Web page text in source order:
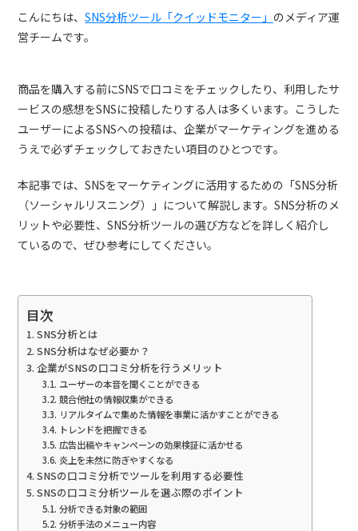
こんにちは、SNS分析ツール「クイッドモニター」 のメディア運
営チームです。
商品を購入する前にSNSで口コミをチェックしたり、利用したサ
ービスの感想をSNSに投稿したりする人は多くいます。こうした
ユーザーによるSNSへの投稿は、企業がマーケティングを進める
うえで必ずチェックしておきたい項目のひとつです。
本記事では、SNSをマーケティングに活用するための「SNS分析
（ソーシャルリスニング）」について解説します。SNS分析のメ
リットや必要性、SNS分析ツールの選び方などを詳しく紹介し
ているので、ぜひ参考にしてください。
目次
SNS分析とは
SNS分析はなぜ必要か？
企業がSNSの口コミ分析を行うメリット
ユーザーの本音を聞くことができる
競合他社の情報収集ができる
リアルタイムで集めた情報を事業に活かすことができる
トレンドを把握できる
広告出稿やキャンペーンの効果検証に活かせる
炎上を未然に防ぎやすくなる
SNSの口コミ分析でツールを利用する必要性
SNSの口コミ分析ツールを選ぶ際のポイント
分析できる対象の範囲
分析手法のメニュー内容